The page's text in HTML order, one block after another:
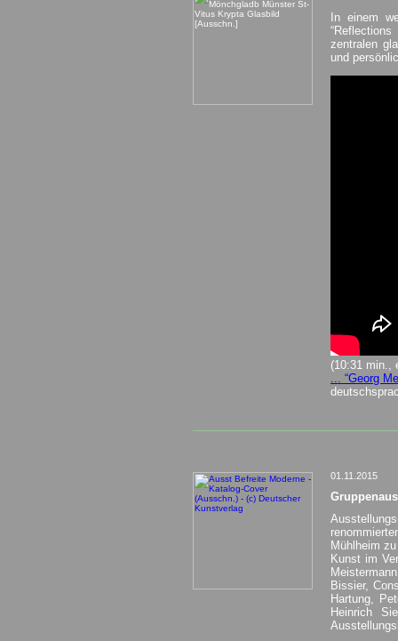
In einem
zentralen
und
(10:31 min.,
... “Georg
01.11.2015
Mühlheim
Kunst im
Bissier,
Hartung,
Heinrich